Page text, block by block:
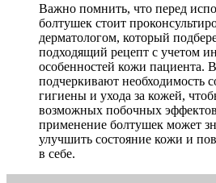
Важно помнить, что перед
болтушек стоит
дерматологом, который
подходящий рецепт с учетом
особенностей кожи пациента.
подчеркивают необходимость
гигиены и ухода за кожей,
возможных побочных
применение болтушек может
улучшить состояние кожи и
в себе.